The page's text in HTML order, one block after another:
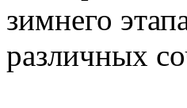
зимнего
различных